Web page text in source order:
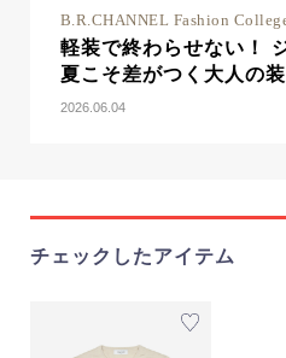
B.R.CHANNEL Fashion
軽装で終わらせない！
夏こそ差がつく大人の
2026.06.04
チェックしたアイテム